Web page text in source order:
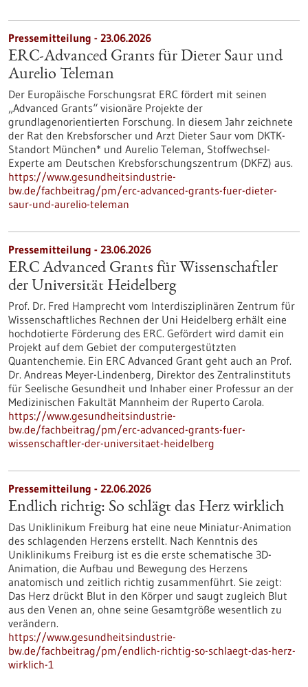
Pressemitteilung - 23.06.2026
ERC-Advanced Grants für Dieter Saur und
Aurelio Teleman
Der Europäische Forschungsrat ERC fördert mit seinen
„Advanced Grants“ visionäre Projekte der
grundlagenorientierten Forschung. In diesem Jahr zeichnete
der Rat den Krebsforscher und Arzt Dieter Saur vom DKTK-
Standort München* und Aurelio Teleman, Stoffwechsel-
Experte am Deutschen Krebsforschungszentrum (DKFZ) aus.
https://www.gesundheitsindustrie-
bw.de/fachbeitrag/pm/erc-advanced-grants-fuer-dieter-
saur-und-aurelio-teleman
Pressemitteilung - 23.06.2026
ERC Advanced Grants für Wissenschaftler
der Universität Heidelberg
Prof. Dr. Fred Hamprecht vom Interdisziplinären Zentrum für
Wissenschaftliches Rechnen der Uni Heidelberg erhält eine
hochdotierte Förderung des ERC. Gefördert wird damit ein
Projekt auf dem Gebiet der computergestützten
Quantenchemie. Ein ERC Advanced Grant geht auch an Prof.
Dr. Andreas Meyer-Lindenberg, Direktor des Zentralinstituts
für Seelische Gesundheit und Inhaber einer Professur an der
Medizinischen Fakultät Mannheim der Ruperto Carola.
https://www.gesundheitsindustrie-
bw.de/fachbeitrag/pm/erc-advanced-grants-fuer-
wissenschaftler-der-universitaet-heidelberg
Pressemitteilung - 22.06.2026
Endlich richtig: So schlägt das Herz wirklich
Das Uniklinikum Freiburg hat eine neue Miniatur-Animation
des schlagenden Herzens erstellt. Nach Kenntnis des
Uniklinikums Freiburg ist es die erste schematische 3D-
Animation, die Aufbau und Bewegung des Herzens
anatomisch und zeitlich richtig zusammenführt. Sie zeigt:
Das Herz drückt Blut in den Körper und saugt zugleich Blut
aus den Venen an, ohne seine Gesamtgröße wesentlich zu
verändern.
https://www.gesundheitsindustrie-
bw.de/fachbeitrag/pm/endlich-richtig-so-schlaegt-das-herz-
wirklich-1